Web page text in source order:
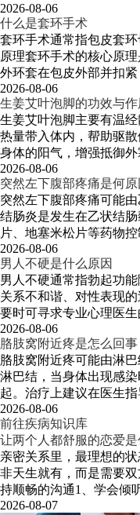
2026-08-06
什么是套环手术
套环手术通常指包皮套
原理套环手术的核心原
外环套在包皮外部并扣紧
2026-08-06
生姜艾叶泡脚的功效与
生姜艾叶泡脚主要有温
热量带入体内，帮助驱
身体的阳气，增强抵御外
2026-08-06
突然左下腹部疼痛是何原
突然左下腹部疼痛可能
结肠炎是发生在乙状结
片、地塞米松片等药物控
2026-08-06
男人不硬是什么原因
男人不硬通常指勃起功
关系不和谐、对性表现
要时可寻求专业心理医生
2026-08-06
胳肢窝附近疼是怎么回事
胳肢窝附近疼可能由淋
淋巴结，当身体出现感
起。治疗上建议在医生指
2026-08-06
前往疾病知识库
让两个人都舒服的恋爱
亲密关系里，最理想的
非天生就有，而是需要
持顺畅的沟通1、学会倾
2026-08-07